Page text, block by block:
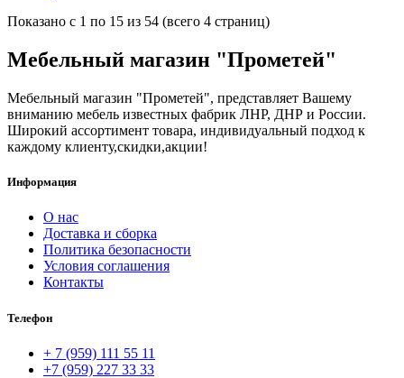
Показано с 1 по 15 из 54 (всего 4 страниц)
Мебельный магазин "Прометей"
Мебельный магазин "Прометей", представляет Вашему
вниманию мебель известных фабрик ЛНР, ДНР и России.
Широкий ассортимент товара, индивидуальный подход к
каждому клиенту,скидки,акции!
Информация
О нас
Доставка и сборка
Политика безопасности
Условия соглашения
Контакты
Телефон
+ 7 (959) 111 55 11
+7 (959) 227 33 33